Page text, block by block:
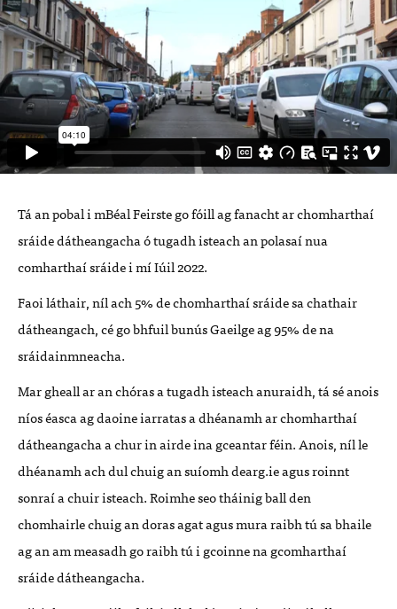
Tá an pobal i mBéal Feirste go fóill ag fanacht ar chomharthaí
sráide dátheangacha ó tugadh isteach an polasaí nua
comharthaí sráide i mí Iúil 2022.
Faoi láthair, níl ach 5% de chomharthaí sráide sa chathair
dátheangach, cé go bhfuil bunús Gaeilge ag 95% de na
sráidainmneacha.
Mar gheall ar an chóras a tugadh isteach anuraidh, tá sé anois
níos éasca ag daoine iarratas a dhéanamh ar chomharthaí
dátheangacha a chur in airde ina gceantar féin. Anois, níl le
dhéanamh ach dul chuig an suíomh dearg.ie agus roinnt
sonraí a chuir isteach. Roimhe seo tháinig ball den
chomhairle chuig an doras agat agus mura raibh tú sa bhaile
ag an am measadh go raibh tú i gcoinne na gcomharthaí
sráide dátheangacha.